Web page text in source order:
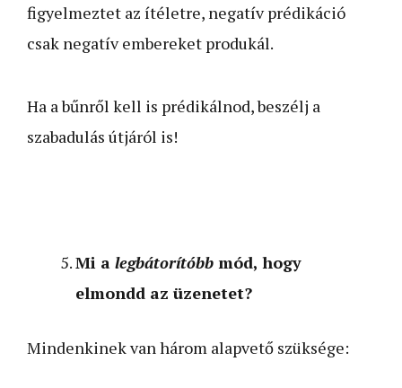
figyelmeztet az ítéletre, negatív prédikáció
csak negatív embereket produkál.
Ha a bűnről kell is prédikálnod, beszélj a
szabadulás útjáról is!
Mi a legbátorítóbb mód, hogy
elmondd az üzenetet?
Mindenkinek van három alapvető szüksége: